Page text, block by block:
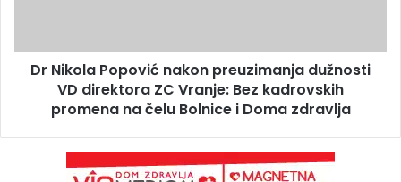
Dr Nikola Popović nakon preuzimanja dužnosti
VD direktora ZC Vranje: Bez kadrovskih
promena na čelu Bolnice i Doma zdravlja